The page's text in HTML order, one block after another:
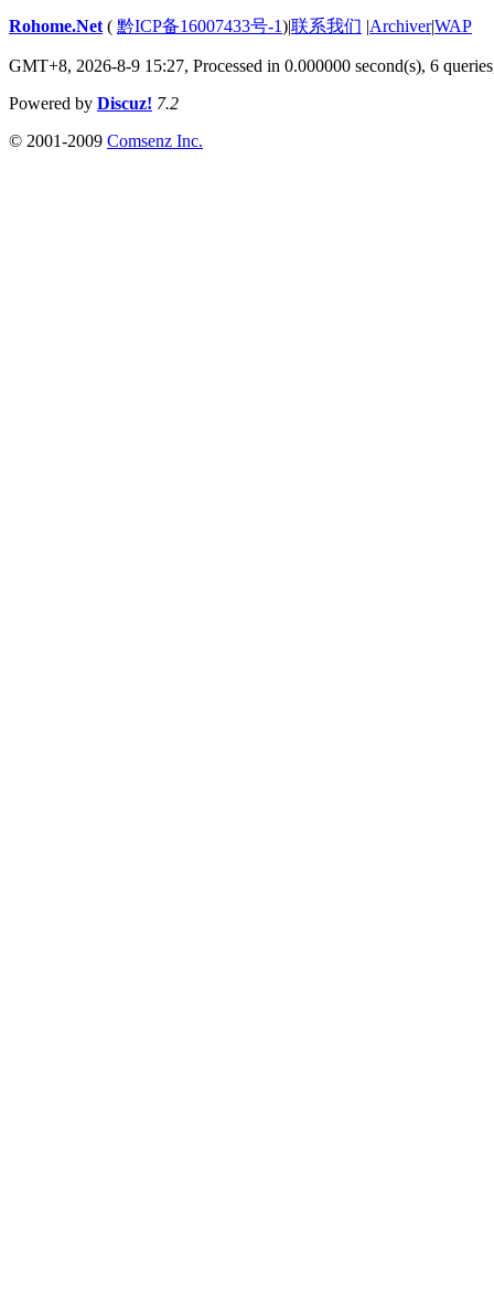
Rohome.Net ( 黔ICP备16007433号-1)|联系我们 |Archiver|WAP
GMT+8, 2026-8-9 15:27, Processed in 0.000000 second(s), 6
Powered by Discuz! 7.2
© 2001-2009 Comsenz Inc.